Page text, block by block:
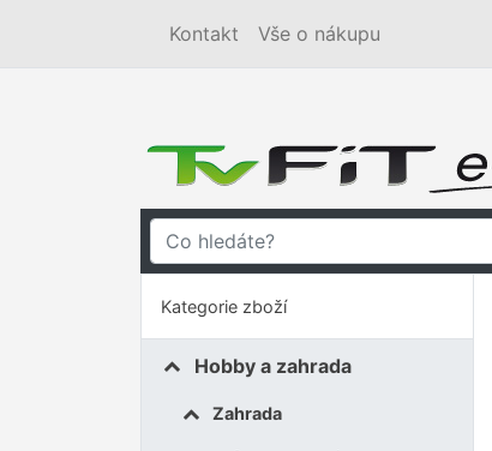
Kontakt Vše o nákupu
Kategorie zboží
Hobby a zahrada
Zahrada